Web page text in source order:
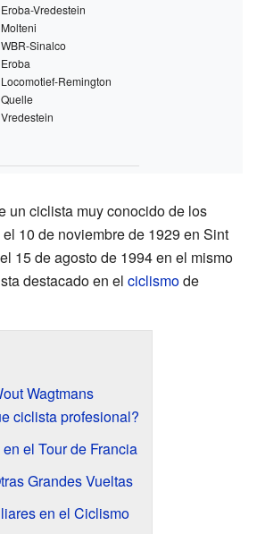
Eroba-Vredestein
Molteni
WBR-Sinalco
Eroba
Locomotief-Remington
Quelle
Vredestein
un ciclista muy conocido de los
10 de noviembre de 1929 en Sint
15 de agosto de 1994 en el mismo
destacado en el ciclismode
Wagtmans
ciclista profesional?
el Tour de Francia
Grandes Vueltas
en el Ciclismo